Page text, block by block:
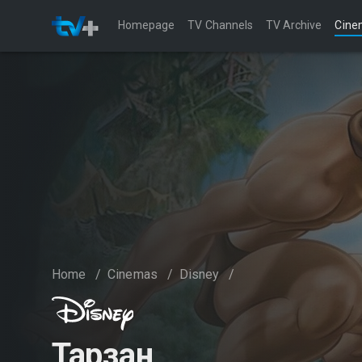
Homepage TV Channels TV Archive
Home / Cinemas / Disney /